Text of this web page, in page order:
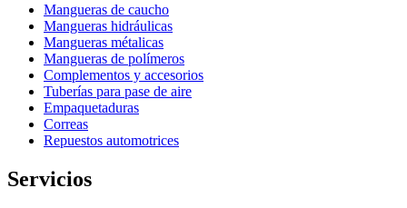
Mangueras de caucho
Mangueras hidráulicas
Mangueras métalicas
Mangueras de polímeros
Complementos y accesorios
Tuberías para pase de aire
Empaquetaduras
Correas
Repuestos automotrices
Servicios